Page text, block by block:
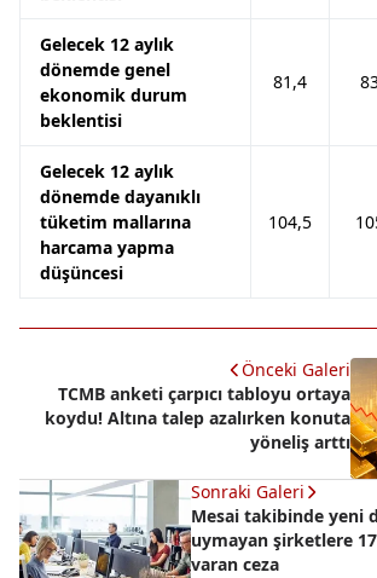
Gelecek 12 aylık
dönemde genel
ekonomik durum
beklentisi
81,4
Gelecek 12 aylık
dönemde dayanıklı
tüketim mallarına
harcama yapma
düşüncesi
104,5
Önceki Galeri
TCMB anketi çarpıcı tabloyu ortaya
koydu! Altına talep azalırken konuta
yöneliş arttı
Sonraki Galeri
Mesai takibinde yeni
uymayan şirketlere
varan ceza